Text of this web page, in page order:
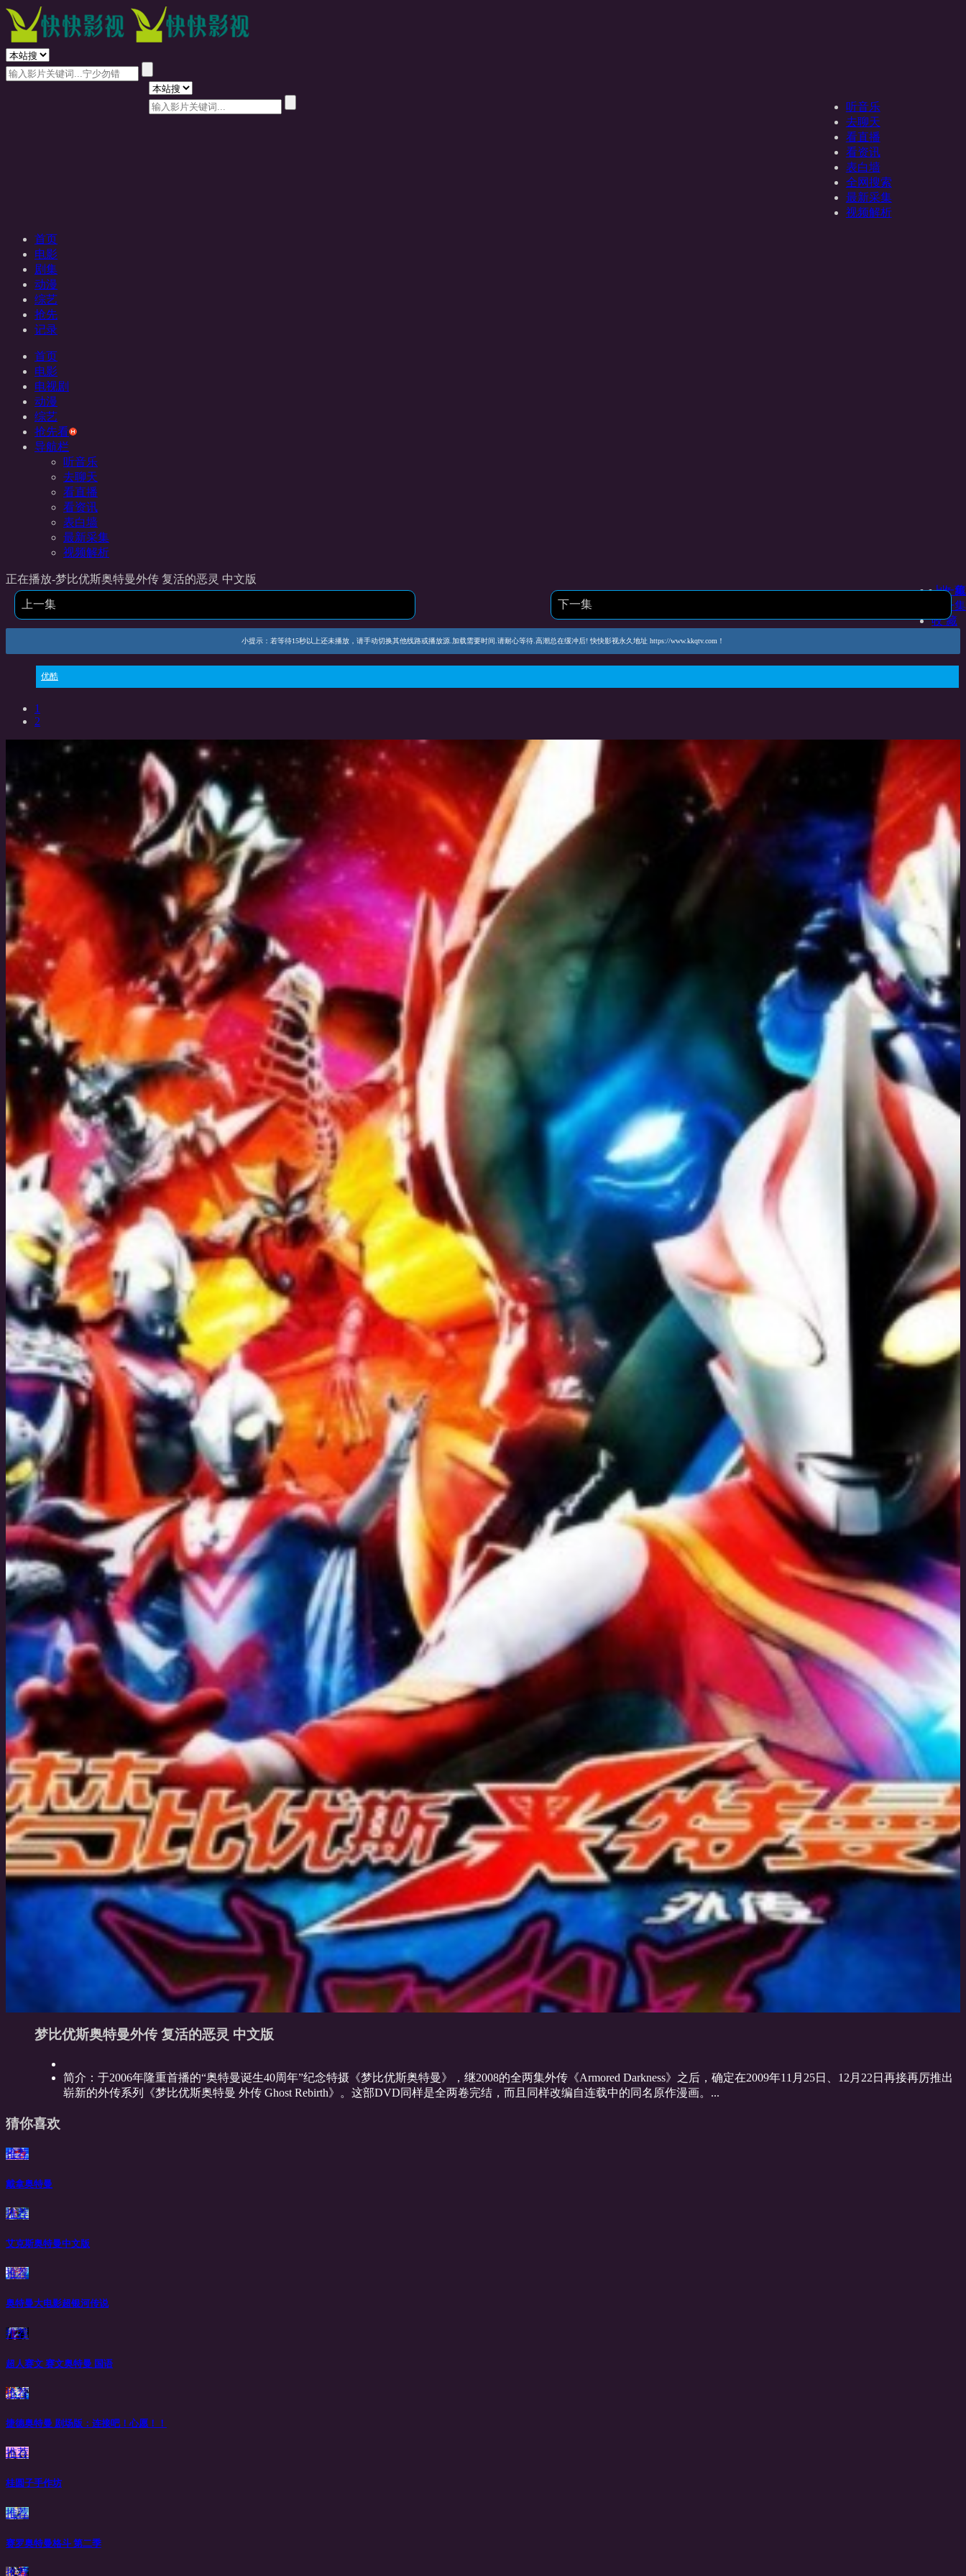
听音乐
去聊天
看直播
看资讯
表白墙
全网搜索
最新采集
视频解析
首页
电影
剧集
动漫
综艺
抢先
记录
首页
电影
电视剧
动漫
综艺
抢先看
导航栏
听音乐
去聊天
看直播
看资讯
表白墙
最新采集
视频解析
上一集
下一集
收 藏
收 藏
正在播放-梦比优斯奥特曼外传 复活的恶灵 中文版
上一集 下一集
小提示：若等待15秒以上还未播放，请手动切换其他线路或播放源.加载需要时间.请耐心等待.高潮总在缓冲后! 快快影视永久地址 https://www.kkqtv.com！
优酷
1
2
梦比优斯奥特曼外传 复活的恶灵 中文版
简介： 于2006年隆重首播的“奥特曼诞生40周年”纪念特摄《梦比优斯奥特曼》，继2008的全两集外传《Armored Darkness》之后，确定在2009年11月25日、12月22日再接再厉推出
崭新的外传系列《梦比优斯奥特曼 外传 Ghost Rebirth》。这部DVD同样是全两卷完结，而且同样改编自连载中的同名原作漫画。...
猜你喜欢
推荐
戴拿奥特曼
推荐
艾克斯奥特曼中文版
推荐
奥特曼大电影超银河传说
推荐
超人赛文 赛文奥特曼 国语
推荐
捷德奥特曼 剧场版：连接吧！心愿！！
推荐
桂圆子手作坊
推荐
赛罗奥特曼格斗 第二季
推荐